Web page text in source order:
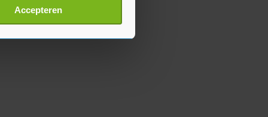
detailgedeelte
Accepteren